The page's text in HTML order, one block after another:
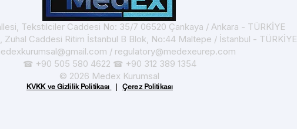
Tekstilciler Caddesi No: 35/7 06520 Çankaya / Ankara - TÜRKİYE
Zuhal Caddesi Ritim İstanbul B Blok, No:44 Maltepe / İstanbul - TÜRKİYE
/ regulatory@medexeurep.com
☎ +90 505 580 4622 ☎ +90 312 389 1354
© 2026 Medex Kurumsal
KVKK ve Gizlilik Politikası |Çerez Politikası